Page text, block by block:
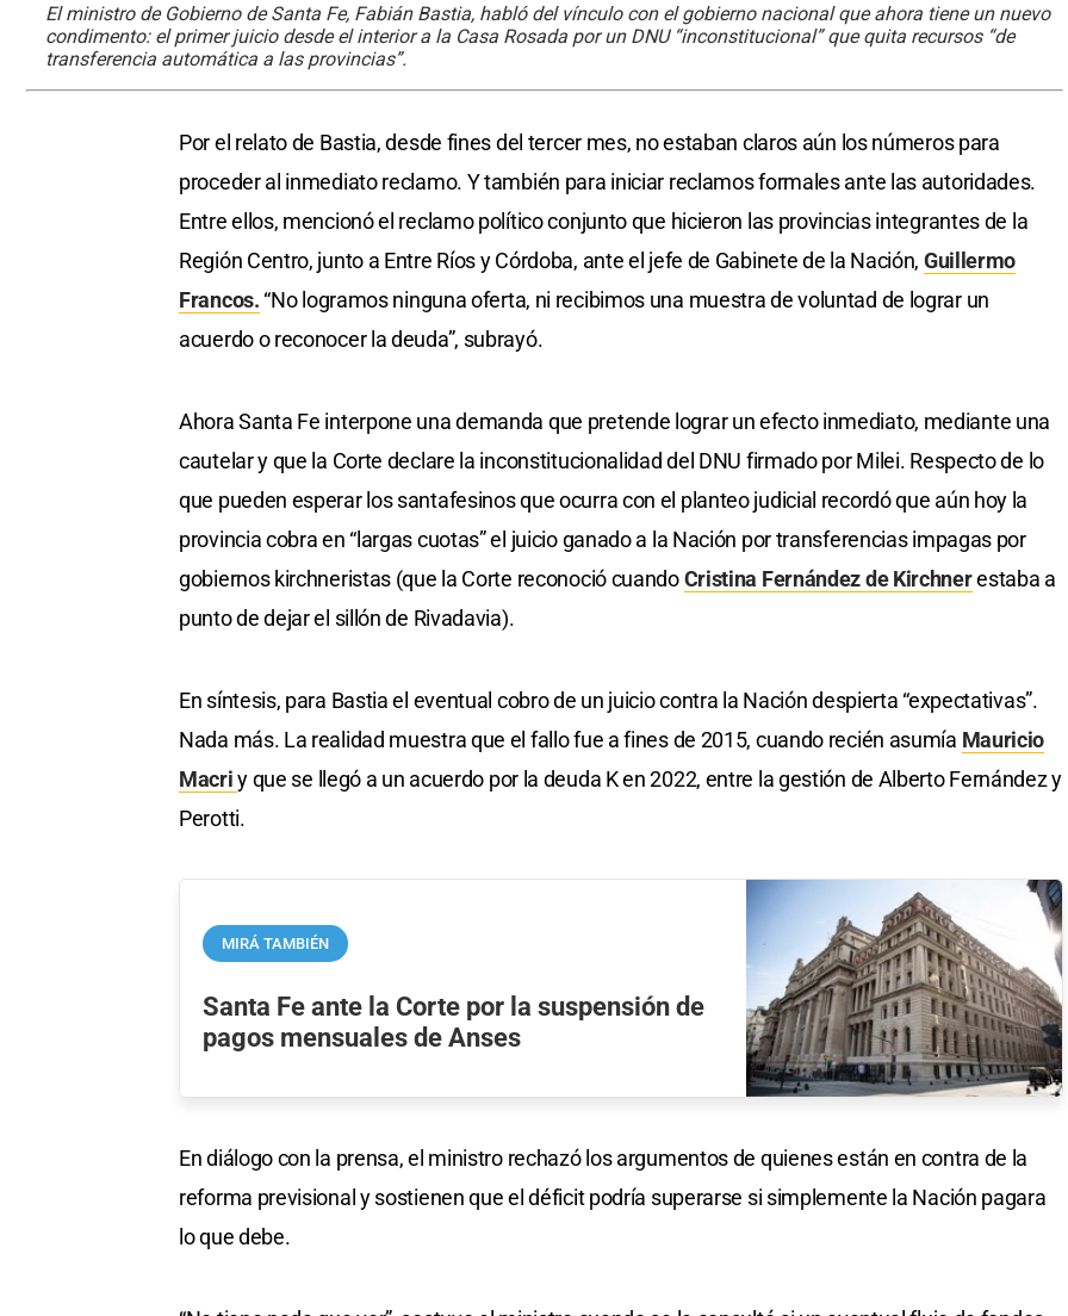
El ministro de Gobierno de Santa Fe, Fabián Bastia, habló del vínculo con el gobierno nacional que ahora tiene un nuevo
condimento: el primer juicio desde el interior a la Casa Rosada por un DNU “inconstitucional” que quita recursos “de
transferencia automática a las provincias”.
Por el relato de Bastia, desde fines del tercer mes, no estaban claros aún los números para
proceder al inmediato reclamo. Y también para iniciar reclamos formales ante las autoridades.
Entre ellos, mencionó el reclamo político conjunto que hicieron las provincias integrantes de la
Región Centro, junto a Entre Ríos y Córdoba, ante el jefe de Gabinete de la Nación, Guillermo
Francos. “No logramos ninguna oferta, ni recibimos una muestra de voluntad de lograr un
acuerdo o reconocer la deuda”, subrayó.
Ahora Santa Fe interpone una demanda que pretende lograr un efecto inmediato, mediante una
cautelar y que la Corte declare la inconstitucionalidad del DNU firmado por Milei. Respecto de lo
que pueden esperar los santafesinos que ocurra con el planteo judicial recordó que aún hoy la
provincia cobra en “largas cuotas” el juicio ganado a la Nación por transferencias impagas por
gobiernos kirchneristas (que la Corte reconoció cuandoCristina Fernández de Kirchnerestaba a
punto de dejar el sillón de Rivadavia).
En síntesis, para Bastia el eventual cobro de un juicio contra la Nación despierta “expectativas”.
Nada más. La realidad muestra que el fallo fue a fines de 2015, cuando recién asumía Mauricio
Macriy que se llegó a un acuerdo por la deuda K en 2022, entre la gestión de Alberto Fernández y
Perotti.
MIRÁ TAMBIÉN
Santa Fe ante la Corte por la suspensión de
pagos mensuales de Anses
En diálogo con la prensa, el ministro rechazó los argumentos de quienes están en contra de la
reforma previsional y sostienen que el déficit podría superarse si simplemente la Nación pagara
lo que debe.